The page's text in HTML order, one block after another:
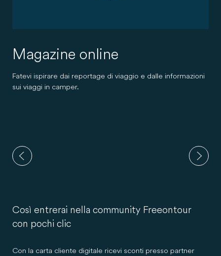
Magazine online
Fatevi ispirare dai reportage di viaggio e dalle informazioni
sui viaggi in camper.
Così entrerai nella community Freeontour
con pochi clic
Con la carta cliente digitale ricevi sconti presso partner